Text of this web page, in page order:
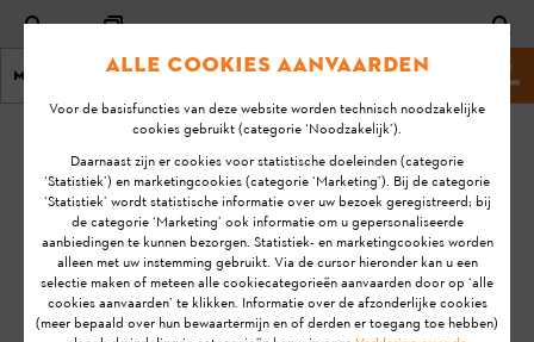
Menu Stihl-website
KA-01053
Het gevraagde artikel kan
niet gevonden worden.
Alle cookies aanvaarden
Voor de basisfuncties van deze website worden technisch noodzakelijke
cookies gebruikt (categorie ‘Noodzakelijk’).
Daarnaast zijn er cookies voor statistische doeleinden (categorie
‘Statistiek’) en marketingcookies (categorie ‘Marketing’). Bij de categorie
‘Statistiek’ wordt statistische informatie over uw bezoek geregistreerd; bij
de categorie ‘Marketing’ ook informatie om u gepersonaliseerde
aanbiedingen te kunnen bezorgen. Statistiek- en marketingcookies worden
alleen met uw instemming gebruikt. Via de cursor hieronder kan u een
selectie maken of meteen alle cookiecategorieën aanvaarden door op ‘alle
cookies aanvaarden’ te klikken. Informatie over de afzonderlijke cookies
(meer bepaald over hun bewaartermijn en of derden er toegang toe hebben)